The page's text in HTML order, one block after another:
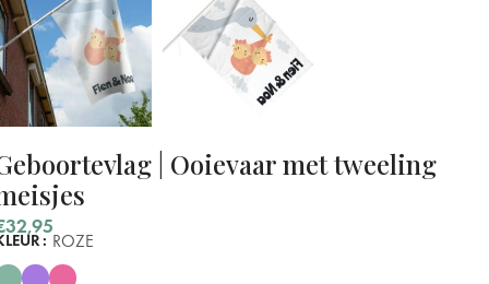
| Ooievaar met tweeling
32,95
ROZE